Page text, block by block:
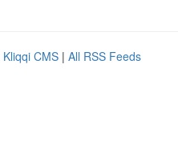
Kliqqi CMS | All RSS Feeds